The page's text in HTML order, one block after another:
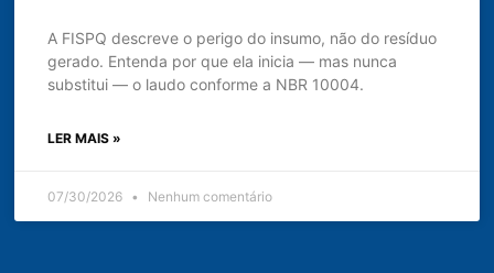
A FISPQ descreve o perigo do insumo, não do resíduo
gerado. Entenda por que ela inicia — mas nunca
substitui — o laudo conforme a NBR 10004.
LER MAIS »
07/30/2026 Nenhum comentário